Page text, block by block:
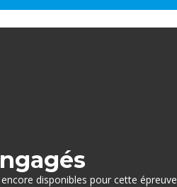
disponibles pour cette épreuve